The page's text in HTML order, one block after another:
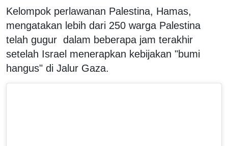
Kelompok perlawanan Palestina, Hamas,
mengatakan lebih dari 250 warga Palestina
telah gugur dalam beberapa jam terakhir
setelah Israel menerapkan kebijakan "bumi
hangus" di Jalur Gaza.